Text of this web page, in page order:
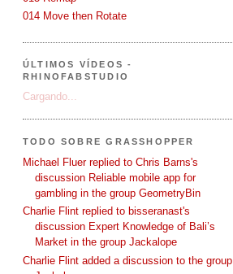
014 Move then Rotate
ÚLTIMOS VÍDEOS -
RHINOFABSTUDIO
Cargando...
TODO SOBRE GRASSHOPPER
Michael Fluer replied to Chris Barns's
discussion Reliable mobile app for
gambling in the group GeometryBin
Charlie Flint replied to bisseranast's
discussion Expert Knowledge of Bali’s
Market in the group Jackalope
Charlie Flint added a discussion to the group